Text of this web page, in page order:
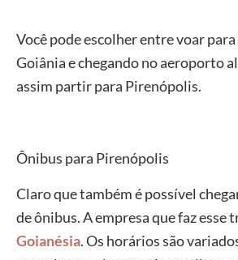
Você pode escolher entre voar
Goiânia e chegando no aeroporto
assim partir para Pirenópolis.
Ônibus para Pirenópolis
Claro que também é possível
de ônibus. A empresa que faz esse
Goianésia. Os horários são